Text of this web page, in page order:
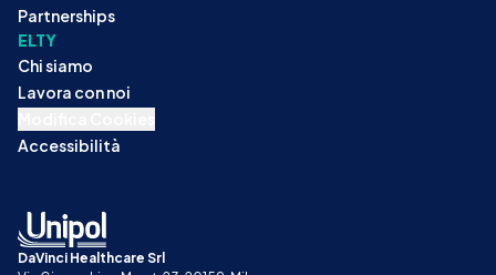
Partnerships
ELTY
Chi siamo
Lavora con noi
Accessibilità
DaVinci Healthcare Srl